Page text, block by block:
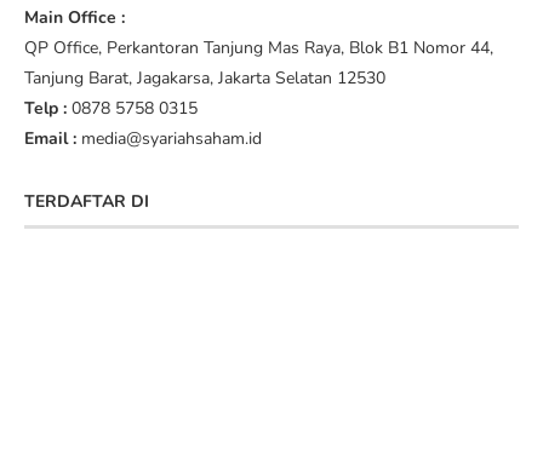
Main Office :
QP Office, Perkantoran Tanjung Mas Raya, Blok B1 Nomor 44,
Tanjung Barat, Jagakarsa, Jakarta Selatan 12530
Telp : 0878 5758 0315
Email : media@syariahsaham.id
TERDAFTAR DI